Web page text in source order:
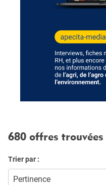
680 offres trouvées
Trier par :
Pertinence